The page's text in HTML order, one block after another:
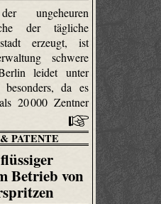
ungeheuren
der tägliche
erzeugt, ist
schwere
leidet unter
da es
20 000 Zentner
PATENTE
Betrieb von